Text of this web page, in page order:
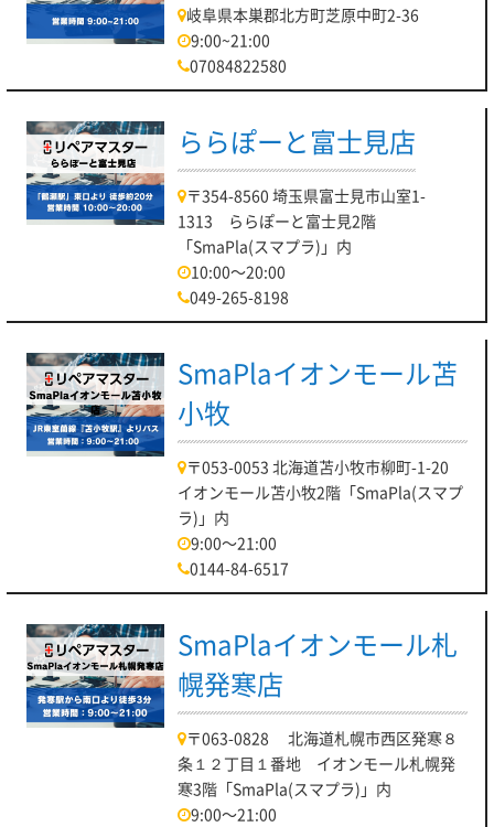
岐阜県本巣郡北方町芝原中町2-36
9:00~21:00
07084822580
ららぽーと富士見店
〒354-8560 埼玉県富士見市山室1-
1313 ららぽーと富士見2階
「SmaPla(スマプラ)」内
10:00～20:00
049-265-8198
SmaPlaイオンモール苫
小牧
〒053-0053 北海道苫小牧市柳町-1-20
イオンモール苫小牧2階「SmaPla(スマプ
ラ)」内
9:00～21:00
0144-84-6517
SmaPlaイオンモール札
幌発寒店
〒063-0828 北海道札幌市西区発寒８
条１２丁目１番地 イオンモール札幌発
寒3階「SmaPla(スマプラ)」内
9:00～21:00